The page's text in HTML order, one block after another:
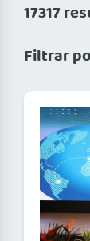
17317
Filtrar